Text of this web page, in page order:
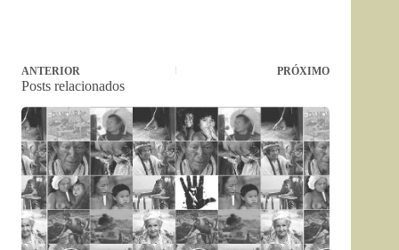
ANTERIOR PRÓXIMO
Posts relacionados